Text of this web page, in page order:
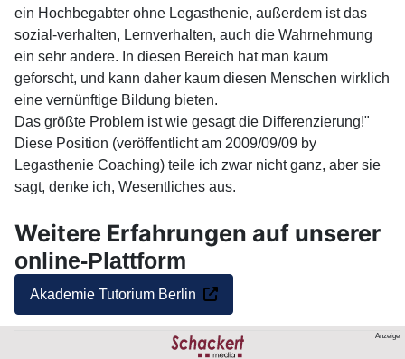
ein Hochbegabter ohne Legasthenie, außerdem ist das
sozial-verhalten, Lernverhalten, auch die Wahrnehmung
ein sehr andere. In diesen Bereich hat man kaum
geforscht, und kann daher kaum diesen Menschen wirklich
eine vernünftige Bildung bieten.
Das größte Problem ist wie gesagt die Differenzierung!"
Diese Position (veröffentlicht am 2009/09/09 by
Legasthenie Coaching) teile ich zwar nicht ganz, aber sie
sagt, denke ich, Wesentliches aus.
Weitere Erfahrungen auf unserer
online-Plattform
Akademie Tutorium Berlin
Anzeige